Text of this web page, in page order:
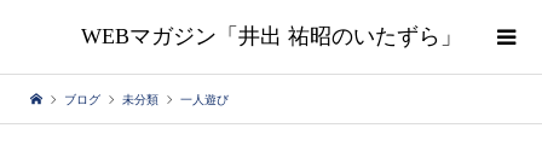
WEBマガジン「井出 祐昭のいたずら」
ブログ 未分類 一人遊び